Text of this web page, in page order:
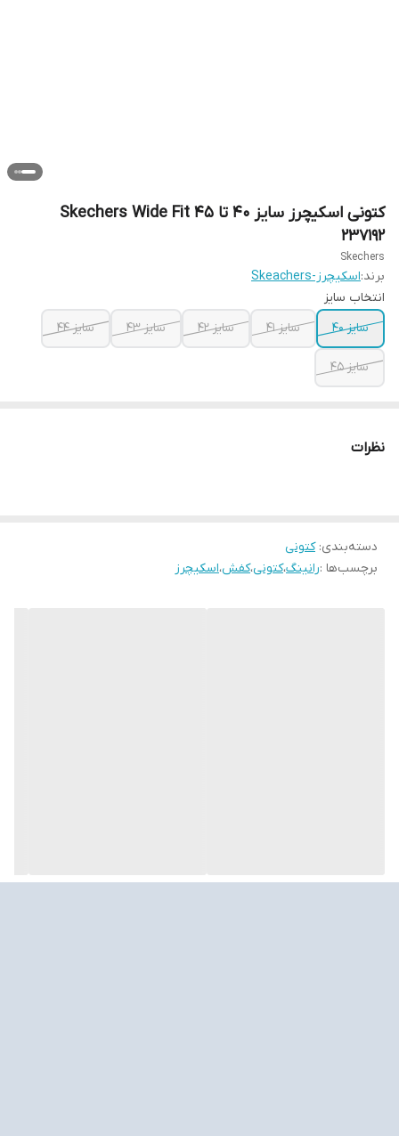
کتونی اسکیچرز سایز ۴۰ تا ۴۵ Skechers Wide Fit
237192
Skechers
برند:اسکیچرز-Skeachers
انتخاب سایز
سایز ۴۰
سایز ۴۱ سایز ۴۲ سایز ۴۳ سایز ۴۴
سایز ۴۵
نظرات
دسته‌بندی:کتونی
برچسب‌ها :رانینگ،کتونی،کفش،اسکیچرز